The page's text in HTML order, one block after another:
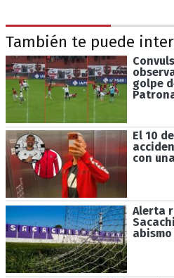
También te puede
golpe
El 10
con
Alerta